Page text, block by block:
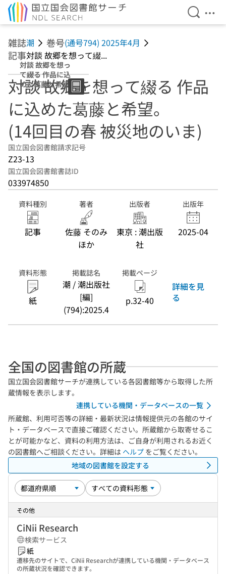
検索を
メ
雑誌潮 巻号(通号794) 2025年4月
記事対談 故郷を想って綴...
対談 故郷を想っ
て綴る 作品に込
めた葛藤と希望。
(14回目の春 被災
地のいま)
対談 故郷を想って綴る 作品
に込めた葛藤と希望。
(14回目の春 被災地のいま)
国立国会図書館請求記号
Z23-13
国立国会図書館書誌ID
033974850
資料種別
記事
著者
佐藤 そのみ
ほか
出版者
東京 : 潮出版
社
出版年
2025-04
資料形態
紙
掲載誌名
潮 / 潮出版社
[編]
(794):2025.4
掲載ページ
p.32-40
詳細を見
る
全国の図書館の所蔵
国立国会図書館サーチが連携している各図書館等から取得した所
蔵情報を表示します。
連携している機関・データベースの一覧
所蔵館、利用可否等の詳細・最新状況は情報提供元の各館のサイ
ト・データベースで直接ご確認ください。所蔵館から取寄せるこ
とが可能かなど、資料の利用方法は、ご自身が利用されるお近く
の図書館へご相談ください。詳細は ヘルプ をご覧ください。
地域の図書館を設定する
その他
CiNii Research
検索サービス
紙
遷移先のサイトで、CiNii Researchが連携している機関・データベース
の所蔵状況を確認できます。